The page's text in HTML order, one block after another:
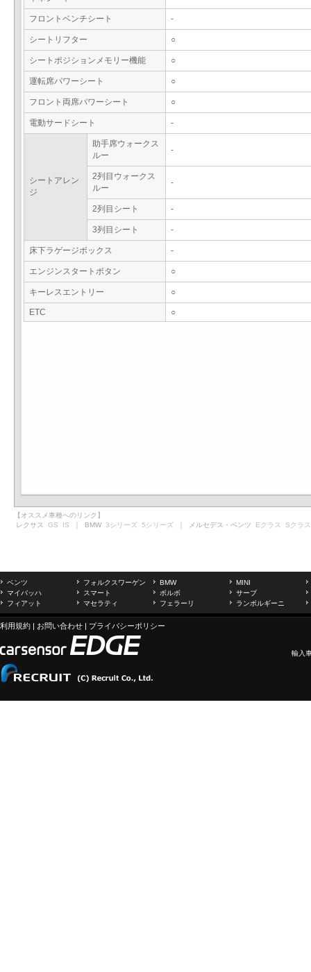
フロントベンチシート -
シートリフター ○
シートポジションメモリー機能 ○
運転席パワーシート ○
フロント両席パワーシート ○
電動サードシート -
シートアレン
ジ
助手席ウォークス
ルー
-
2列目ウォークス
ルー
-
2列目シート -
3列目シート -
床下ラゲージボックス -
エンジンスタートボタン ○
キーレスエントリー ○
ETC ○
【オススメ車種へのリンク】
レクサス GS IS ｜ BMW 3シリーズ 5シリーズ ｜ メルセデス・ベンツ Eクラス Sクラス
ベンツ フォルクスワーゲン BMW
MINI
マイバッハ
スマート ボルボ
サーブ
フィアット
マセラティ フェラーリ ランボルギーニ
利用規約 | お問い合わせ | プライバシーポリシー
輸入